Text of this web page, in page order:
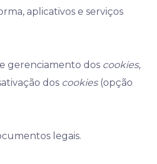
aplicativos e serviços
gerenciamento dos cookies,
dos cookies(opção
legais.